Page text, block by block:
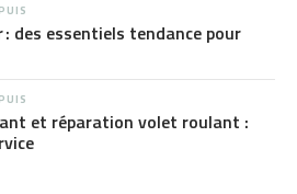
des essentiels tendance pour
et réparation volet roulant :